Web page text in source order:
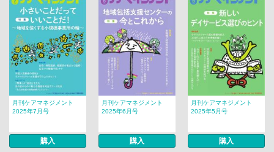
月刊ケアマネジメント
2025年7月号
購入
月刊ケアマネジメント
2025年6月号
購入
月刊ケアマネジメント
2025年5月号
購入